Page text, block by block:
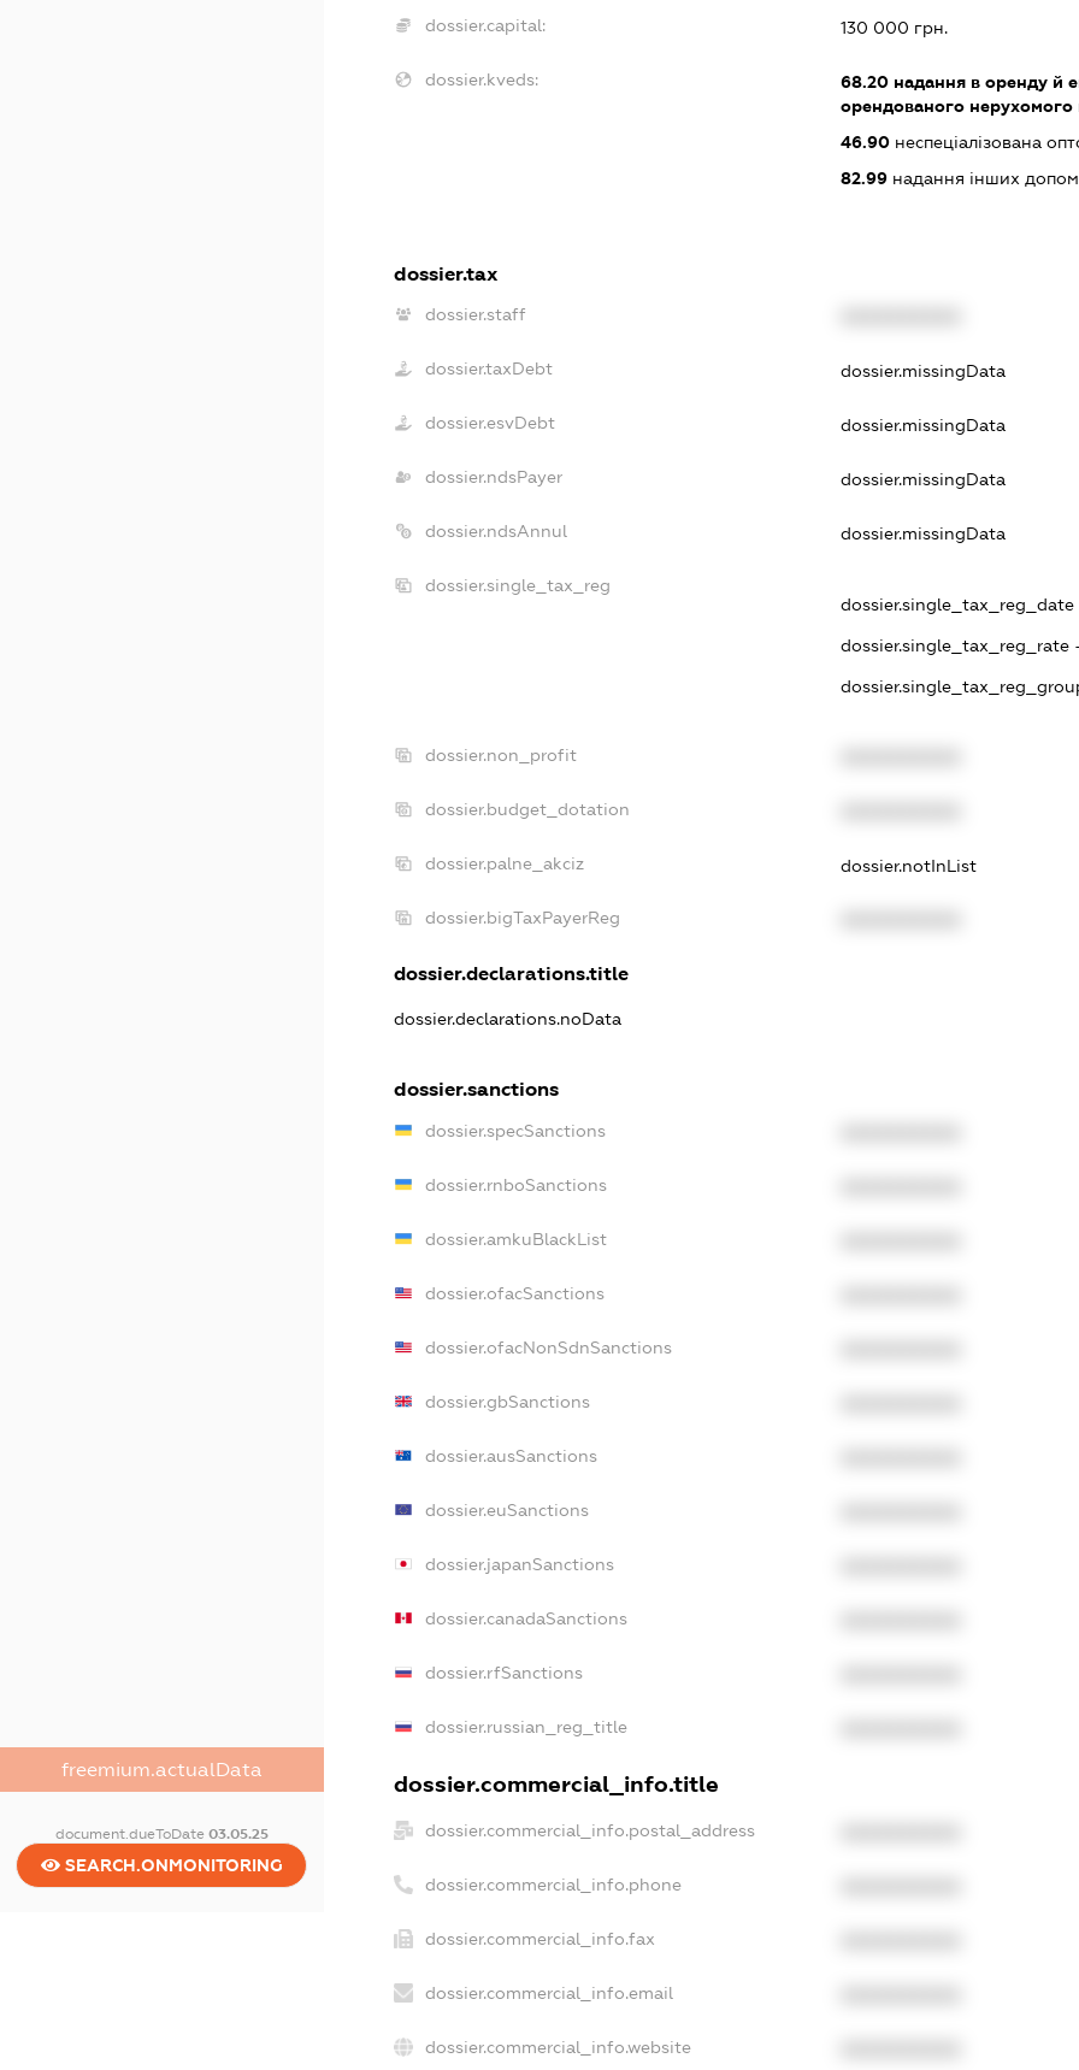
freemium.actualData
document.dueToDate 03.05.25
SEARCH.ONMONITORING
dossier.capital: 130 000 грн.
dossier.kveds: 68.20надання в оренду й
орендованого нерухомого
46.90неспеціалізована
82.99надання інших
dossier.tax
dossier.staff
dossier.taxDebt dossier.missingData
dossier.esvDebt dossier.missingData
dossier.ndsPayer dossier.missingData
dossier.ndsAnnul dossier.missingData
dossier.single_tax_reg
dossier.single_tax_reg_date -
dossier.single_tax_reg_rate
dossier.non_profit
dossier.budget_dotation
dossier.palne_akciz dossier.notInList
dossier.bigTaxPayerReg
dossier.declarations.title
dossier.declarations.noData
dossier.sanctions
dossier.specSanctions
dossier.rnboSanctions
dossier.amkuBlackList
dossier.ofacSanctions
dossier.ofacNonSdnSanctions
dossier.gbSanctions
dossier.ausSanctions
dossier.euSanctions
dossier.japanSanctions
dossier.canadaSanctions
dossier.rfSanctions
dossier.russian_reg_title
dossier.commercial_info.title
dossier.commercial_info.postal_address
dossier.commercial_info.phone
dossier.commercial_info.fax
dossier.commercial_info.email
dossier.commercial_info.website